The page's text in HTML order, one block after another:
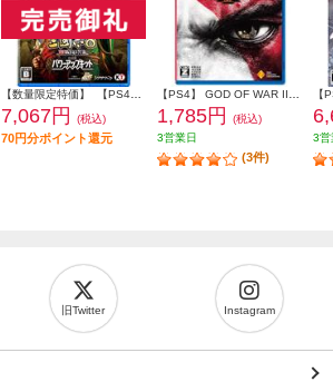
7,067円 (税込)
70円分ポイント還元
1,785円
(税込)
3営業日
(3件)
3営
旧Twitter Instagram